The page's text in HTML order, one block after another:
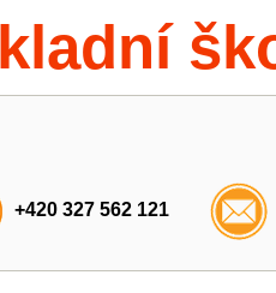
+420 327 562 121